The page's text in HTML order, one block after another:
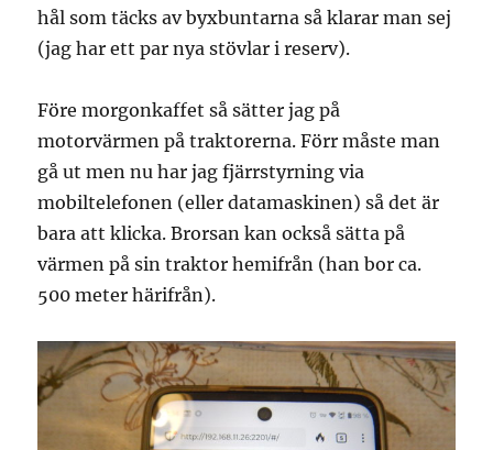
hål som täcks av byxbuntarna så klarar man sej
(jag har ett par nya stövlar i reserv).
Före morgonkaffet så sätter jag på
motorvärmen på traktorerna. Förr måste man
gå ut men nu har jag fjärrstyrning via
mobiltelefonen (eller datamaskinen) så det är
bara att klicka. Brorsan kan också sätta på
värmen på sin traktor hemifrån (han bor ca.
500 meter härifrån).